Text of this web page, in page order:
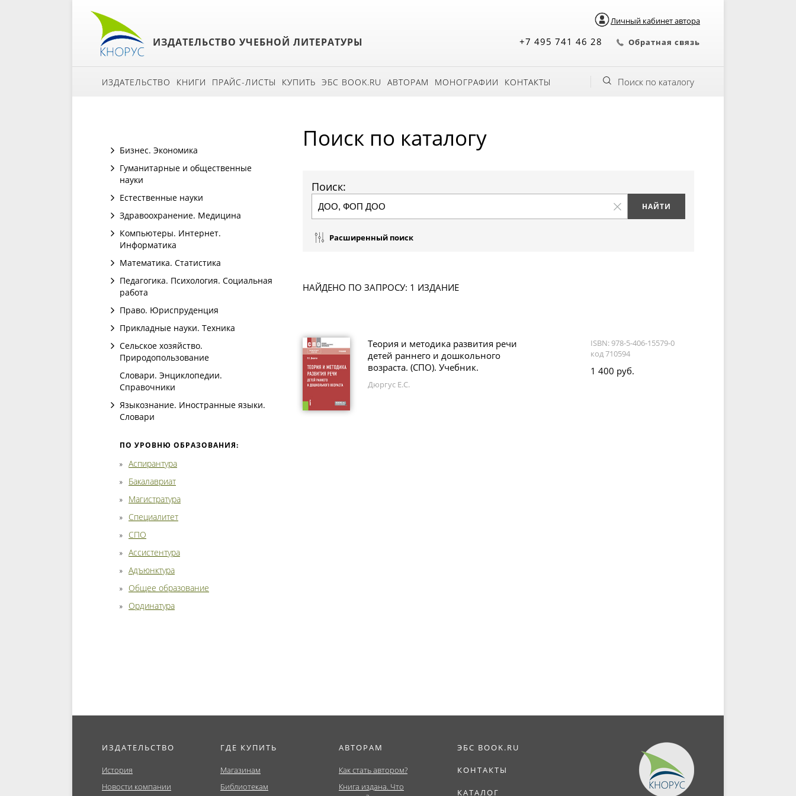
Личный кабинет автора
ИЗДАТЕЛЬСТВО УЧЕБНОЙ ЛИТЕРАТУРЫ +7 495 741 46 28 Обратная связь
ИЗДАТЕЛЬСТВО КНИГИ ПРАЙС-ЛИСТЫ КУПИТЬ ЭБС BOOK.RU АВТОРАМ МОНОГРАФИИ КОНТАКТЫ Поиск по каталогу
Бизнес. Экономика
Гуманитарные и общественные
науки
Естественные науки
Здравоохранение. Медицина
Компьютеры. Интернет.
Информатика
Математика. Статистика
Педагогика. Психология. Социальная
работа
Право. Юриспруденция
Прикладные науки. Техника
Сельское хозяйство.
Природопользование
Словари. Энциклопедии.
Справочники
Языкознание. Иностранные языки.
Словари
ПО УРОВНЮ ОБРАЗОВАНИЯ:
Аспирантура
Бакалавриат
Магистратура
Специалитет
СПО
Ассистентура
Адъюнктура
Общее образование
Ординатура
Поиск по каталогу
Поиск:
Расширенный поиск
НАЙДЕНО ПО ЗАПРОСУ: 1 ИЗДАНИЕ
Теория и методика развития речи
детей раннего и дошкольного
возраста. (СПО). Учебник.
Дюргус Е.С.
ISBN: 978-5-406-15579-0
код 710594
1 400 руб.
ИЗДАТЕЛЬСТВО
История
Новости компании
ГДЕ КУПИТЬ
Магазинам
Библиотекам
АВТОРАМ
Как стать автором?
Книга издана. Что
ЭБС BOOK.RU
КОНТАКТЫ
КАТАЛОГ